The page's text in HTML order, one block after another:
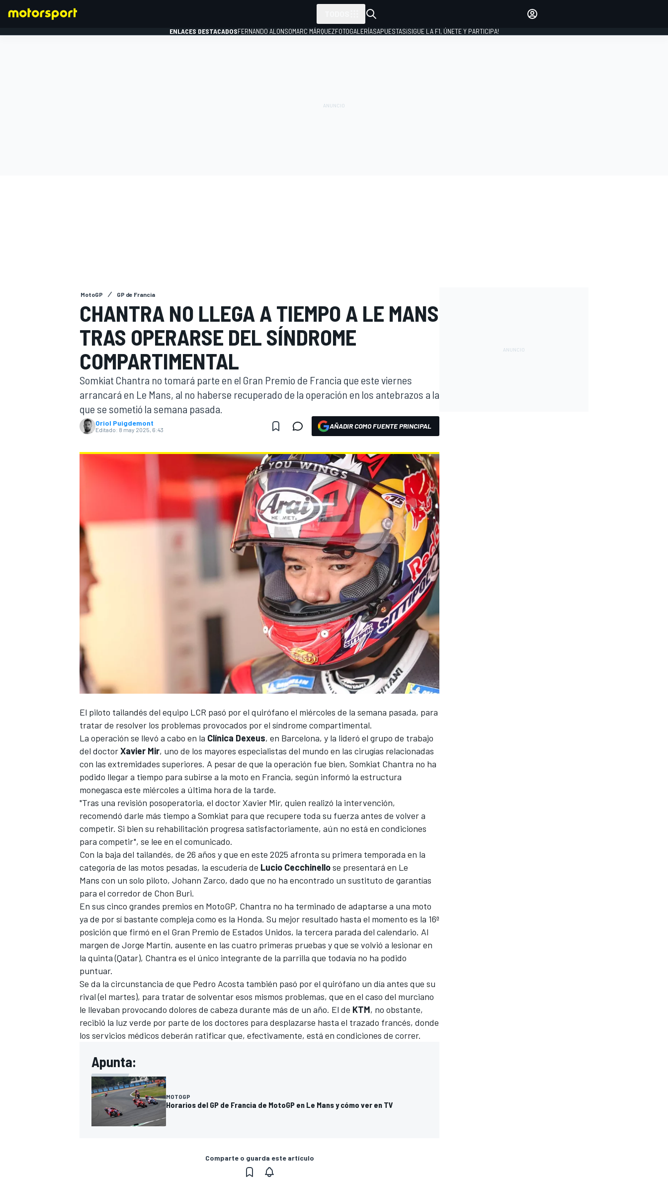
WEC FÓRMULA E
MÁS CATEGORÍAS
ENLACES DESTACADOSFERNANDO ALONSOMARC MÁRQUEZFOTOGALERÍASAPUESTAS¡SIGUE LA F1, ÚNETE Y PARTICIPA!
MotoGP GP de Francia
CHANTRA NO LLEGA A TIEMPO A LE MANS
TRAS OPERARSE DEL SÍNDROME
COMPARTIMENTAL
Somkiat Chantra no tomará parte en el Gran Premio de Francia que este viernes
arrancará en Le Mans, al no haberse recuperado de la operación en los antebrazos a la
que se sometió la semana pasada.
Oriol Puigdemont
Editado: 8 may 2025, 6:43 AÑADIR COMO FUENTE PRINCIPAL
El piloto tailandés del equipo LCR pasó por el quirófano el miércoles de la semana pasada, para
tratar de resolver los problemas provocados por el síndrome compartimental.
La operación se llevó a cabo en la Clínica Dexeus, en Barcelona, y la lideró el grupo de trabajo
del doctorXavier Mir, uno de los mayores especialistas del mundo en las cirugías relacionadas
con las extremidades superiores. A pesar de que la operación fue bien, Somkiat Chantra no ha
podido llegar a tiempo para subirse a la moto en Francia, según informó la estructura
monegasca este miércoles a última hora de la tarde.
"Tras una revisión posoperatoria, el doctor Xavier Mir, quien realizó la intervención,
recomendó darle más tiempo a Somkiat para que recupere toda su fuerza antes de volver a
competir. Si bien su rehabilitación progresa satisfactoriamente, aún no está en condiciones
para competir", se lee en el comunicado.
Con la baja del tailandés, de 26 años y que en este 2025 afronta su primera temporada en la
categoría de las motos pesadas, la escudería de Lucio Cecchinellose presentará en Le
Mans con un solo piloto, Johann Zarco, dado que no ha encontrado un sustituto de garantías
para el corredor de Chon Buri.
En sus cinco grandes premios en MotoGP, Chantra no ha terminado de adaptarse a una moto
ya de por sí bastante compleja como es la Honda. Su mejor resultado hasta el momento es la 16ª
posición que firmó en el Gran Premio de Estados Unidos, la tercera parada del calendario. Al
margen de Jorge Martín, ausente en las cuatro primeras pruebas y que se volvió a lesionar en
la quinta (Qatar), Chantra es el único integrante de la parrilla que todavía no ha podido
puntuar.
Se da la circunstancia de que Pedro Acosta también pasó por el quirófano un día antes que su
rival(el martes), para tratar de solventar esos mismos problemas, que en el caso del murciano
le llevaban provocando dolores de cabeza durante más de un año. El de KTM, no obstante,
recibió la luz verde por parte de los doctores para desplazarse hasta el trazado francés, donde
los servicios médicos deberán ratificar que, efectivamente, está en condiciones de correr.
Apunta:
MOTOGP
Horarios del GP de Francia de MotoGP en Le Mans y cómo ver en TV
Comparte o guarda este artículo